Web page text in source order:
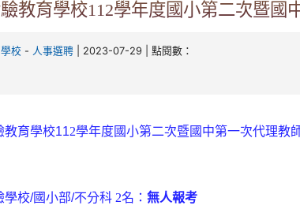
教育學校112學年度國小第二次暨國
校 - 人事選聘 | 2023-07-29 | 點閱數：
教育學校112學年度國小第二次暨國中第一次代理教
學校/國小部/不分科 2名：無人報考